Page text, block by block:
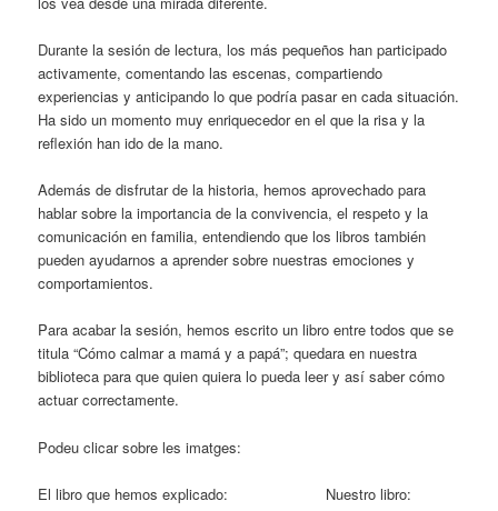
Durante la sesión de lectura, los más pequeños han participado
activamente, comentando las escenas, compartiendo
experiencias y anticipando lo que podría pasar en cada situación.
Ha sido un momento muy enriquecedor en el que la risa y la
reflexión han ido de la mano.
Además de disfrutar de la historia, hemos aprovechado para
hablar sobre la importancia de la convivencia, el respeto y la
comunicación en familia, entendiendo que los libros también
pueden ayudarnos a aprender sobre nuestras emociones y
comportamientos.
Para acabar la sesión, hemos escrito un libro entre todos que se
titula “Cómo calmar a mamá y a papá”; quedara en nuestra
biblioteca para que quien quiera lo pueda leer y así saber cómo
actuar correctamente.
Podeu clicar sobre les imatges:
El libro que hemos explicado: Nuestro libro: